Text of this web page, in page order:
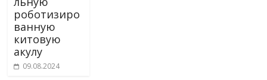
роботизиро
ванную
китовую
акулу
09.08.2024